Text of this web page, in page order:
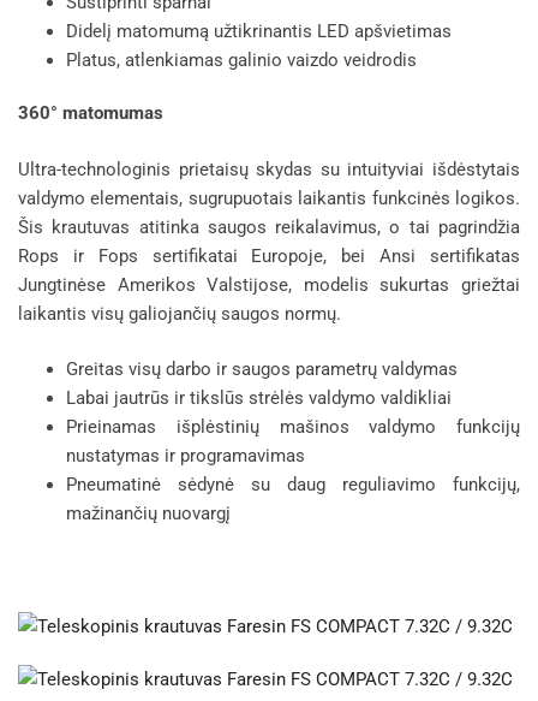
Didelį matomumą užtikrinantis LED apšvietimas
Platus, atlenkiamas galinio vaizdo veidrodis
360° matomumas
Ultra-technologinis prietaisų skydas su intuityviai išdėstytais
valdymo elementais, sugrupuotais laikantis funkcinės logikos.
Šis krautuvas atitinka saugos reikalavimus, o tai pagrindžia
Rops ir Fops sertifikatai Europoje, bei Ansi sertifikatas
Jungtinėse Amerikos Valstijose, modelis sukurtas griežtai
laikantis visų galiojančių saugos normų.
Greitas visų darbo ir saugos parametrų valdymas
Labai jautrūs ir tikslūs strėlės valdymo valdikliai
Prieinamas išplėstinių mašinos valdymo funkcijų
nustatymas ir programavimas
Pneumatinė sėdynė su daug reguliavimo funkcijų,
mažinančių nuovargį